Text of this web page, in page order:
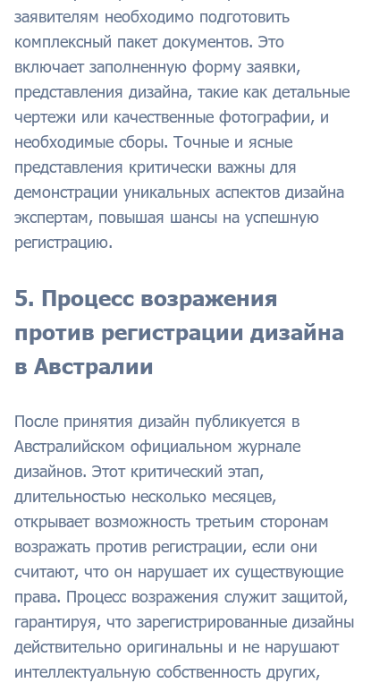
заявителям необходимо подготовить
комплексный пакет документов. Это
включает заполненную форму заявки,
представления дизайна, такие как детальные
чертежи или качественные фотографии, и
необходимые сборы. Точные и ясные
представления критически важны для
демонстрации уникальных аспектов дизайна
экспертам, повышая шансы на успешную
регистрацию.
5. Процесс возражения
против регистрации дизайна
в Австралии
После принятия дизайн публикуется в
Австралийском официальном журнале
дизайнов. Этот критический этап,
длительностью несколько месяцев,
открывает возможность третьим сторонам
возражать против регистрации, если они
считают, что он нарушает их существующие
права. Процесс возражения служит защитой,
гарантируя, что зарегистрированные дизайны
действительно оригинальны и не нарушают
интеллектуальную собственность других,